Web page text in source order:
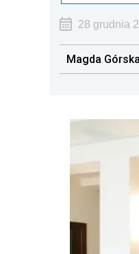
28 grudnia
Magda Górska